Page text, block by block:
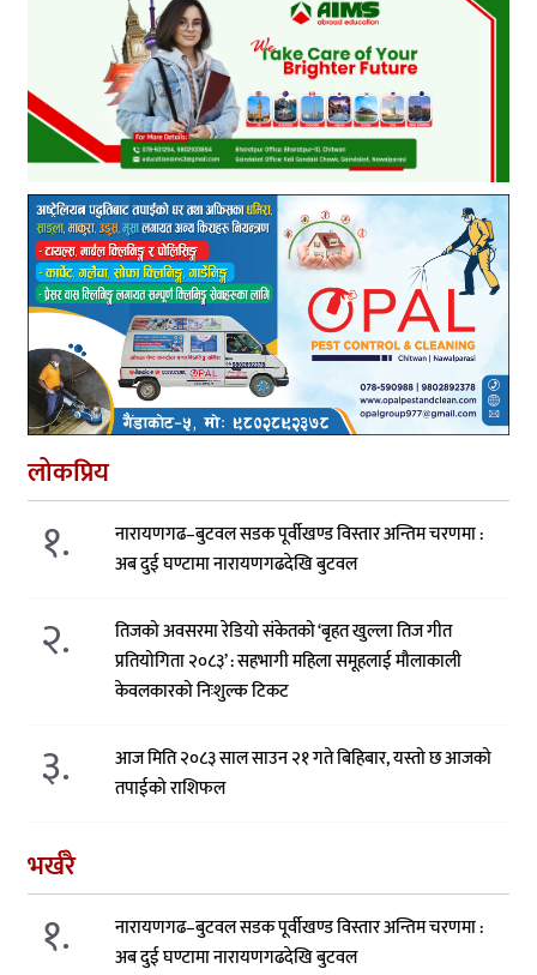
लोकप्रिय
१.
नारायणगढ–बुटवल सडक पूर्वीखण्ड विस्तार अन्तिम चरणमा :
अब दुई घण्टामा नारायणगढदेखि बुटवल
२.
तिजको अवसरमा रेडियो संकेतको ‘बृहत खुल्ला तिज गीत
प्रतियोगिता २०८३’ : सहभागी महिला समूहलाई मौलाकाली
केवलकारको निःशुल्क टिकट
३.
आज मिति २०८३ साल साउन २१ गते बिहिबार, यस्तो छ आजको
तपाईको राशिफल
भर्खरै
१.
नारायणगढ–बुटवल सडक पूर्वीखण्ड विस्तार अन्तिम चरणमा :
अब दुई घण्टामा नारायणगढदेखि बुटवल